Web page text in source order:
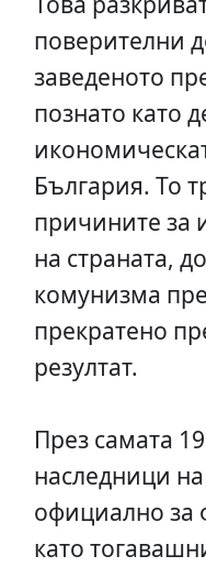
поверителни
заведеното
познато като
България. То
причините за
на страната,
комунизма
прекратено
резултат.
През самата
наследници
официално за
като